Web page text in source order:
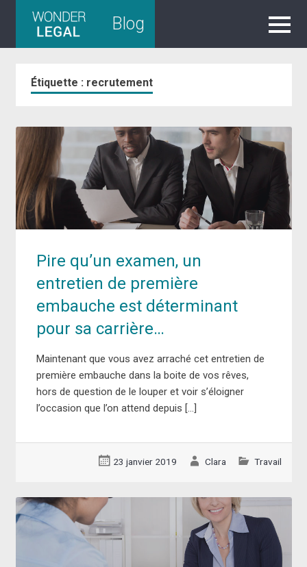
Blog
Étiquette : recrutement
Pire qu’un examen, un
entretien de première
embauche est déterminant
pour sa carrière…
Maintenant que vous avez arraché cet entretien de
première embauche dans la boite de vos rêves,
hors de question de le louper et voir s’éloigner
l’occasion que l’on attend depuis […]
23 janvier 2019 Clara Travail